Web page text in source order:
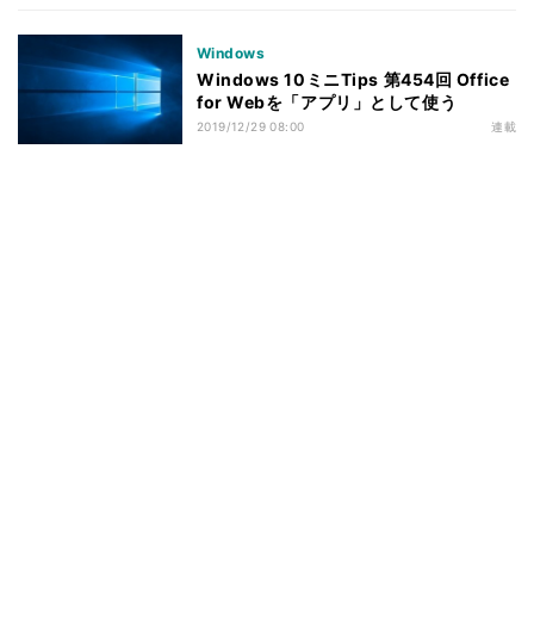
Windows
Windows 10ミニTips 第454回 Office
for Webを「アプリ」として使う
2019/12/29 08:00 連載